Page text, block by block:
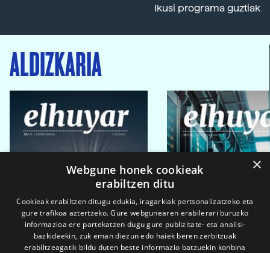
Ikusi programa guztiak
ALDIZKARIA
×
Webgune honek cookieak
erabiltzen ditu
Cookieak erabiltzen ditugu edukia, iragarkiak pertsonalizatzeko eta
gure trafikoa aztertzeko. Gure webgunearen erabilerari buruzko
informazioa ere partekatzen dugu gure publizitate- eta analisi-
bazkideekin, zuk eman diezun edo haiek beren zerbitzuak
erabiltzeagatik bildu duten beste informazio batzuekin konbina